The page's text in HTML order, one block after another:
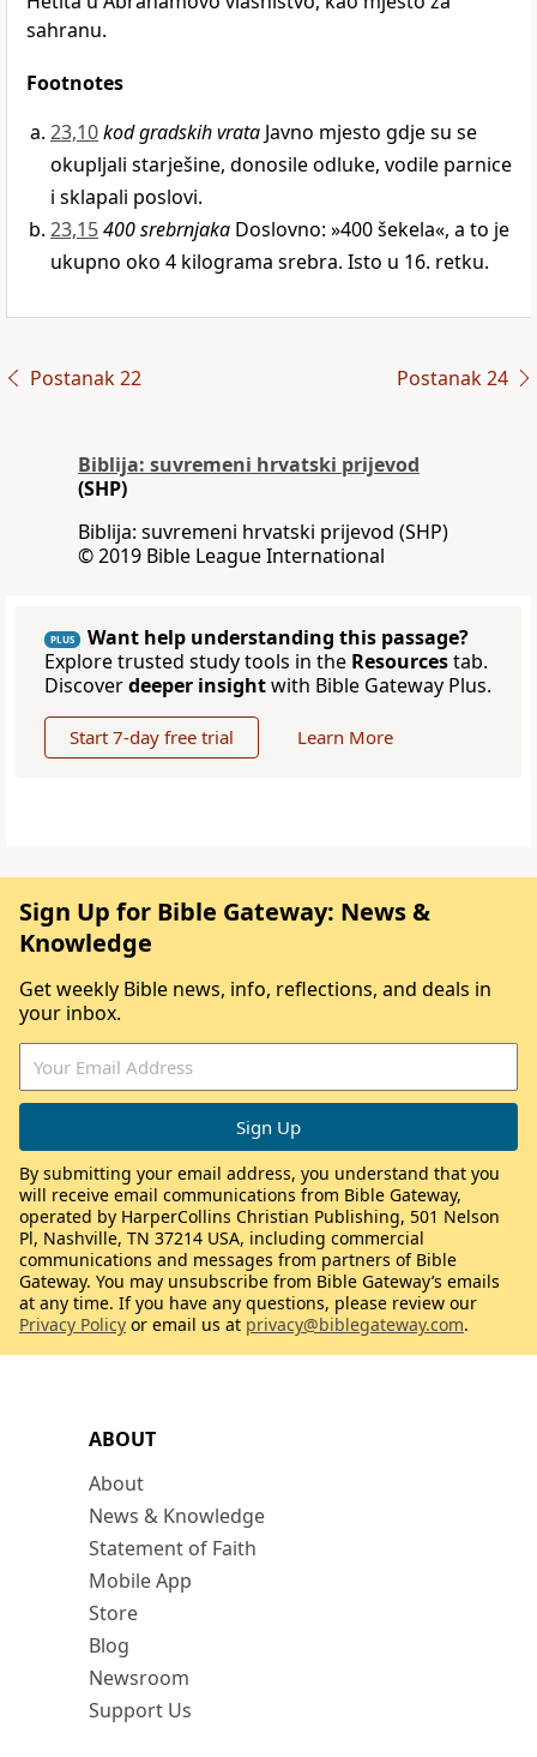
sahranu.
Footnotes
23,10kod gradskih vrata Javno mjesto gdje su se
okupljali starješine, donosile odluke, vodile parnice
i sklapali poslovi.
23,15400 srebrnjaka Doslovno: »400 šekela«, a to je
ukupno oko 4 kilograma srebra. Isto u 16. retku.
Postanak 22 Postanak 24
Biblija: suvremeni hrvatski prijevod
(SHP)
Biblija: suvremeni hrvatski prijevod (SHP)
© 2019 Bible League International
PLUS
Want help understanding this passage?
Explore trusted study tools in the Resourcestab.
Discoverdeeper insightwith Bible Gateway Plus.
Start 7-day free trial Learn More
ABOUT
About
News & Knowledge
Statement of Faith
Mobile App
Store
Blog
Newsroom
Support Us
Sign Up for Bible Gateway: News &
Knowledge
Get weekly Bible news, info, reflections, and deals in
your inbox.
By submitting your email address, you understand that you
will receive email communications from Bible Gateway,
operated by HarperCollins Christian Publishing, 501 Nelson
Pl, Nashville, TN 37214 USA, including commercial
communications and messages from partners of Bible
Gateway. You may unsubscribe from Bible Gateway’s emails
at any time. If you have any questions, please review our
Privacy Policy or email us at privacy@biblegateway.com.